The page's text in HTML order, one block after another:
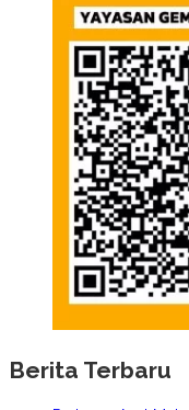
Berita Terbaru